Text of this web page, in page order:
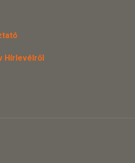
Hírlevélről